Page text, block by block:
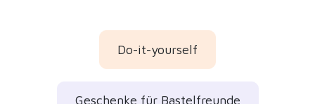
Do-it-yourself
Geschenke für Bastelfreunde